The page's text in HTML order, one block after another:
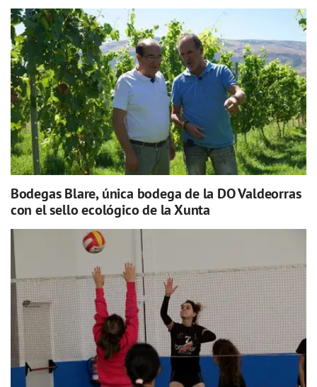
Bodegas Blare, única bodega de la DO Valdeorras
con el sello ecológico de la Xunta